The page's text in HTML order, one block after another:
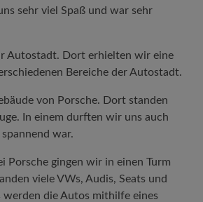
sehr viel Spaß und war sehr
Autostadt. Dort erhielten wir eine
Bereiche der Autostadt.
von Porsche. Dort standen
In einem durften wir uns auch
war.
Porsche gingen wir in einen Turm
viele VWs, Audis, Seats und
werden die Autos mithilfe eines